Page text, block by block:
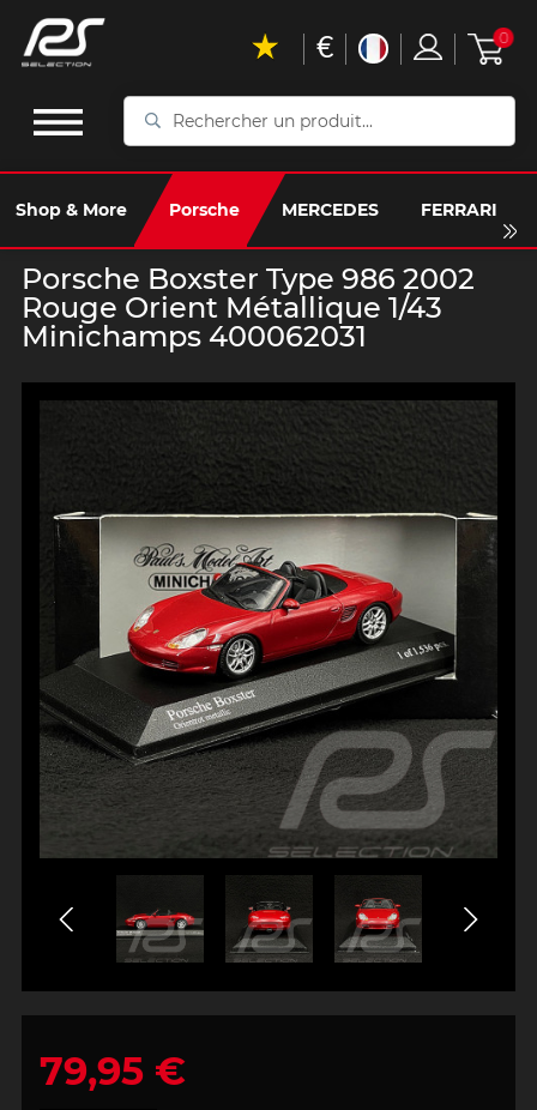
Rechercher
produit...
Shop & More Porsche MERCEDES FERRARI
€ 0
Porsche Boxster Type 986 2002
Rouge Orient Métallique 1/43
Minichamps 400062031
79,95 €